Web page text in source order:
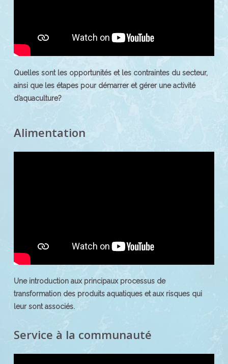
Quelles sont les opportunités et les contraintes du secteur,
ainsi que les étapes pour démarrer et gérer une activité
d’aquaculture?
Alimentation
Une introduction aux principaux processus de
transformation des produits aquatiques et aux risques qui
leur sont associés.
Service à la communauté